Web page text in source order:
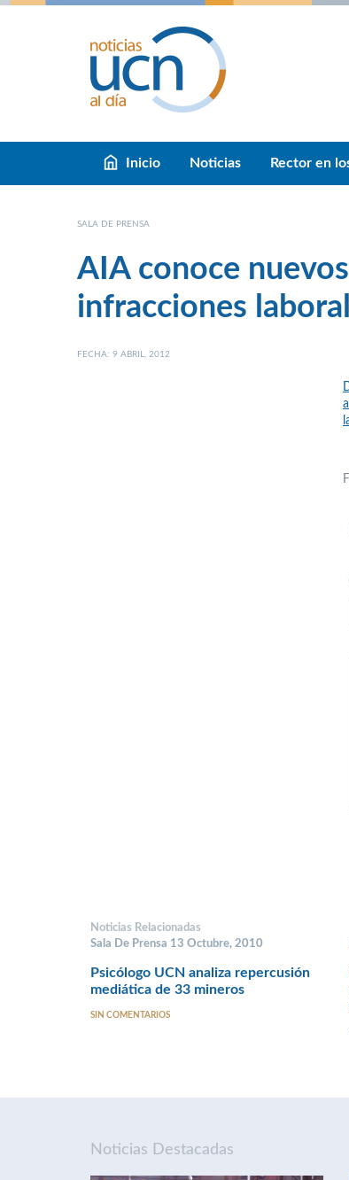
Inicio Noticias Rector en
SALA DE PRENSA
AIA conoce
infracciones
FECHA: 9 ABRIL, 2012
Noticias Relacionadas
Sala De Prensa 13 Octubre, 2010
Psicólogo UCN analiza repercusión
mediática de 33 mineros
SIN COMENTARIOS
Noticias Destacadas